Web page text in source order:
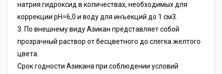
натрия гидроксид в количествах, необходимых для
коррекции рН=6,0 и воду для инъекций до 1 см3.
3. По внешнему виду Азикан представляет собой
прозрачный раствор от бесцветного до слегка желтого
цвета.
Срок годности Азикана при соблюдении условий